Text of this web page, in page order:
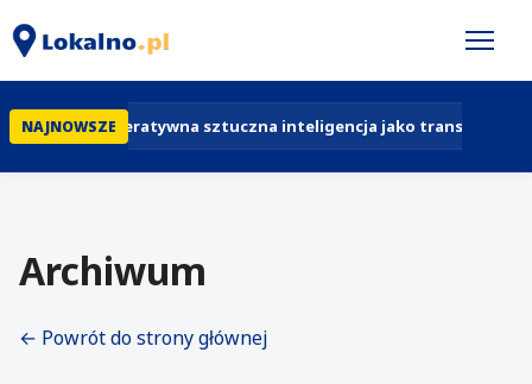
NAJNOWSZEGeneratywna sztuczna inteligencja jako
Archiwum
← Powrót do strony głównej